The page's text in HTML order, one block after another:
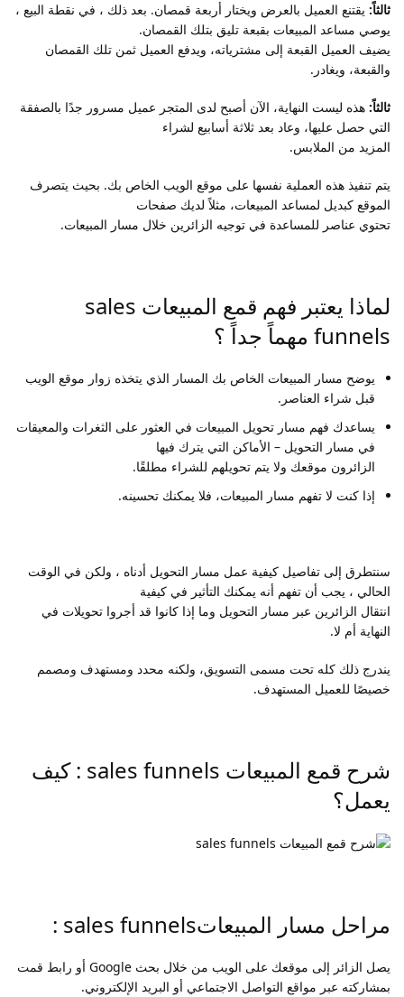
ثالثاً: يقتنع العميل بالعرض ويختار أربعة قمصان. بعد ذلك ، في نقطة البيع ،
يوصي مساعد المبيعات بقبعة تليق بتلك القمصان.
يضيف العميل القبعة إلى مشترياته، ويدفع العميل ثمن تلك القمصان
والقبعة، ويغادر.
ثالثاً: هذه ليست النهاية، الآن أصبح لدى المتجر عميل مسرور جدًا بالصفقة
التي حصل عليها، وعاد بعد ثلاثة أسابيع لشراء
المزيد من الملابس.
يتم تنفيذ هذه العملية نفسها على موقع الويب الخاص بك. بحيث يتصرف
الموقع كبديل لمساعد المبيعات، مثلاً لديك صفحات
تحتوي عناصر للمساعدة في توجيه الزائرين خلال مسار المبيعات.
لماذا يعتبر فهم قمع المبيعات sales
funnels مهماً جداً ؟
يوضح مسار المبيعات الخاص بك المسار الذي يتخذه زوار موقع الويب
قبل شراء العناصر.
يساعدك فهم مسار تحويل المبيعات في العثور على الثغرات والمعيقات
في مسار التحويل – الأماكن التي يترك فيها
الزائرون موقعك ولا يتم تحويلهم للشراء مطلقًا.
إذا كنت لا تفهم مسار المبيعات، فلا يمكنك تحسينه.
سنتطرق إلى تفاصيل كيفية عمل مسار التحويل أدناه ، ولكن في الوقت
الحالي ، يجب أن تفهم أنه يمكنك التأثير في كيفية
انتقال الزائرين عبر مسار التحويل وما إذا كانوا قد أجروا تحويلات في
النهاية أم لا.
يندرج ذلك كله تحت مسمى التسويق، ولكنه محدد ومستهدف ومصمم
خصيصًا للعميل المستهدف.
شرح قمع المبيعات sales funnels : كيف
يعمل؟
مراحل مسار المبيعاتsales funnels :
يصل الزائر إلى موقعك على الويب من خلال بحث Google أو رابط قمت
بمشاركته عبر مواقع التواصل الاجتماعي أو البريد الإلكتروني.